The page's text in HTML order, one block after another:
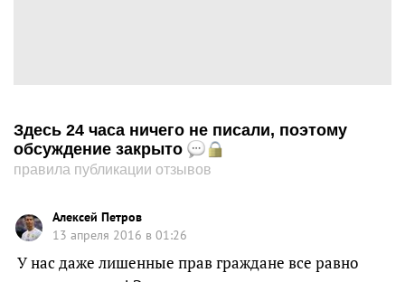
Здесь 24 часа ничего не писали, поэтому
обсуждение закрыто
правила публикации отзывов
Алексей Петров
13 апреля 2016 в 01:26
У нас даже лишенные прав граждане все равно